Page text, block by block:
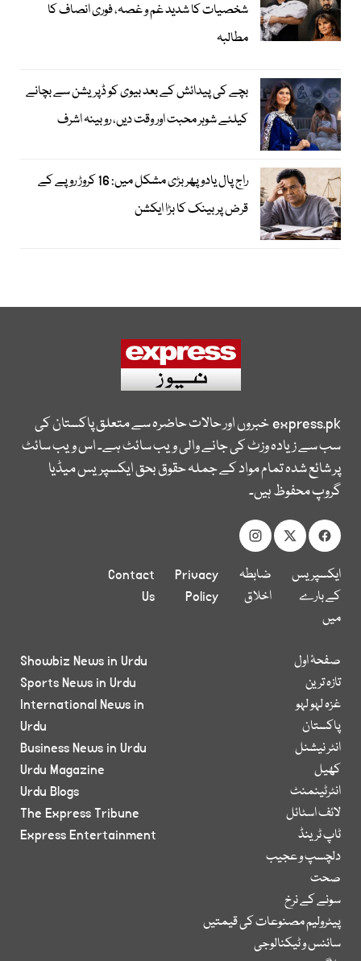
شخصیات کا شدید غم و غصہ، فوری انصاف کا
مطالبہ
بچے کی پیدائش کے بعد بیوی کو ڈپریشن سے بچانے
کیلئے شوہر محبت اور وقت دیں، روبینہ اشرف
راج پال یادو پھر بڑی مشکل میں: 16 کروڑ روپے کے
قرض پر بینک کا بڑا ایکشن
express.pkخبروں اور حالات حاضرہ سے متعلق پاکستان کی
سب سے زیادہ وزٹ کی جانے والی ویب سائٹ ہے۔ اس ویب سائٹ
پر شائع شدہ تمام مواد کے جملہ حقوق بحق ایکسپریس میڈیا
گروپ محفوظ ہیں۔
ایکسپریس
کے بارے
میں
ضابطہ
اخلاق
Privacy
Policy
Contact
Us
صفحۂ اول
تازہ ترین
غزہ لہو لہو
پاکستان
انٹر نیشنل
کھیل
انٹرٹینمنٹ
لائف اسٹائل
ٹاپ ٹرینڈ
دلچسپ و عجیب
صحت
سونے کے نرخ
پیٹرولیم مصنوعات کی قیمتیں
سائنس و ٹیکنالوجی
Showbiz News in Urdu
Sports News in Urdu
International News in
Urdu
Business News in Urdu
Urdu Magazine
Urdu Blogs
The Express Tribune
Express Entertainment